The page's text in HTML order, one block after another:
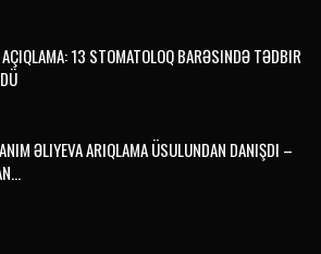
13 STOMATOLOQ BARƏSINDƏ TƏDBIR
ƏLIYEVA ARIQLAMA ÜSULUNDAN DANIŞDI –